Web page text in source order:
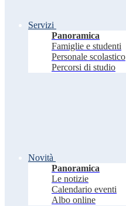
Servizi
Panoramica
Famiglie e studenti
Personale scolastico
Percorsi di studio
Novità
Panoramica
Le notizie
Calendario eventi
Albo online